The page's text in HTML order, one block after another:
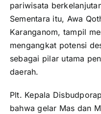
pariwisata
Sementara itu, Awa
Karanganom, tampil
mengangkat potensi
sebagai pilar utama
daerah.
Plt. Kepala
bahwa gelar Mas dan